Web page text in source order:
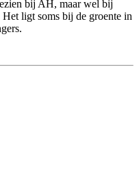
bij AH, maar wel bij
ligt soms bij de groente in